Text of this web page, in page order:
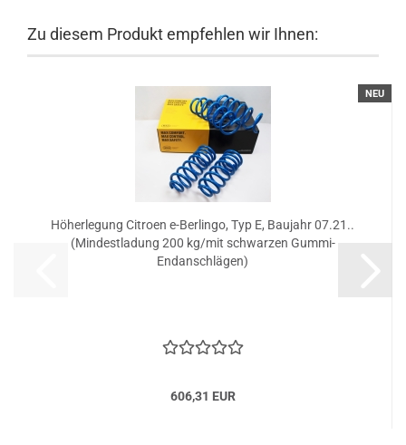
Zu diesem Produkt empfehlen wir Ihnen:
NEU
Höherlegung Citroen e-Berlingo, Typ E, Baujahr 07.21..
(Mindestladung 200 kg/mit schwarzen Gummi-
Endanschlägen)
606,31 EUR